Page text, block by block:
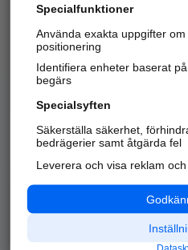
Kom
Alla kategorier
API & Kartor
Specialfunktioner
Använda exakta uppgifter
positionering
Identifiera enheter baserat
begärs
Specialsyften
Säkerställa säkerhet,
bedrägerier samt åtgärda fel
Leverera och visa reklam